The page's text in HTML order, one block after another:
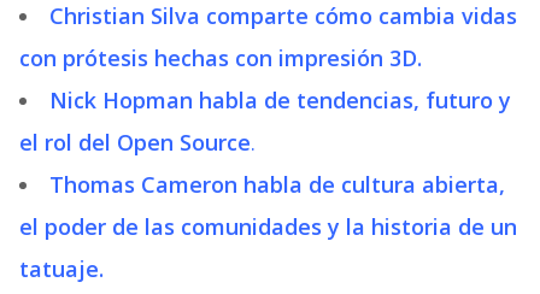
Christian Silva comparte cómo cambia vidas
con prótesis hechas con impresión 3D.
Nick Hopman habla de tendencias, futuro y
el rol del Open Source.
Thomas Cameron habla de cultura abierta,
el poder de las comunidades y la historia de un
tatuaje.